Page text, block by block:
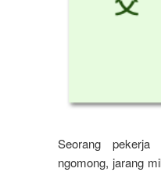
Seorang
ngomong, jarang